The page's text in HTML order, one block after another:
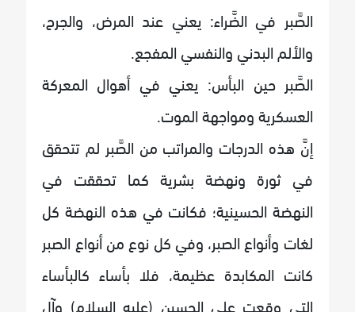
الصَّبر في الضَّراء: يعني عند المرض، والجرح،
والألم البدني والنفسي المفجع.
الصَّبر حين البأس: يعني في أهوال المعركة
العسكرية ومواجهة الموت.
إنَّ هذه الدرجات والمراتب من الصَّبر لم تتحقق
في ثورة ونهضة بشرية كما تحققت في
النهضة الحسينية؛ فكانت في هذه النهضة كل
لغات وأنواع الصبر، وفي كل نوع من أنواع الصبر
كانت المكابدة عظيمة، فلا بأساء كالبأساء
التي وقعت على الحسين (عليه السلام) وآل